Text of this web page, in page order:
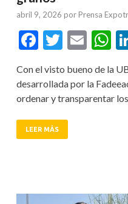
abril 9, 2026 por Prensa
Facebook
Twitter
Con el visto bueno de la
desarrollada por la
ordenar y transparentar
LEER MÁS